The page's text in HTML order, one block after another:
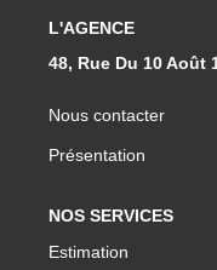
L'AGENCE
48, Rue Du 10 Août
Nous contacter
Présentation
NOS SERVICES
Estimation